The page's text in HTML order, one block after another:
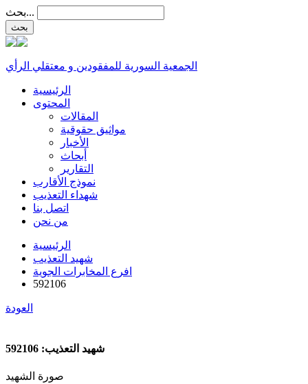
بحث...
الجمعية السورية للمفقودين و معتقلي الرأي
الرئيسية
المحتوى
المقالات
مواثيق حقوقية
الأخبار
أبحاث
التقارير
نموذج الأقارب
شهداء التعذيب
اتصل بنا
من نحن
الرئيسية
شهيد التعذيب
افرع المخابرات الجوية
592106
العودة
شهيد التعذيب: 592106
صورة الشهيد